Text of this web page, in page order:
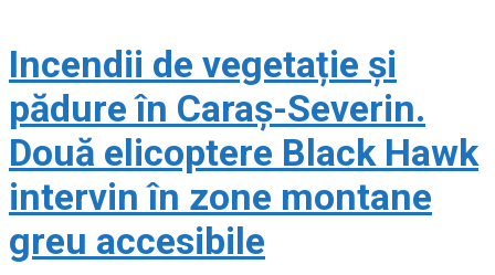
Incendii de vegetație și
pădure în Caraș-Severin.
Două elicoptere Black Hawk
intervin în zone montane
greu accesibile